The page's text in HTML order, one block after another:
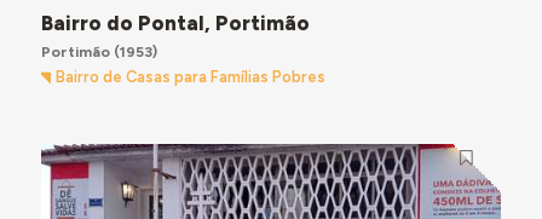
Bairro do Pontal, Portimão
Portimão(1953)
Bairro de Casas para Famílias Pobres